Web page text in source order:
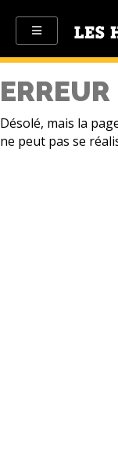
ERREUR
Désolé, mais la
ne peut pas se